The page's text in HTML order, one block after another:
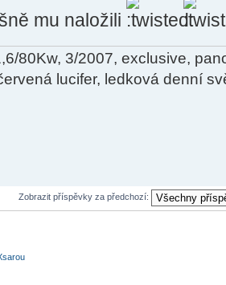
mu naložili
80Kw, 3/2007, exclusive,
lucifer, ledková denní
Zobrazit příspěvky za předchozí: